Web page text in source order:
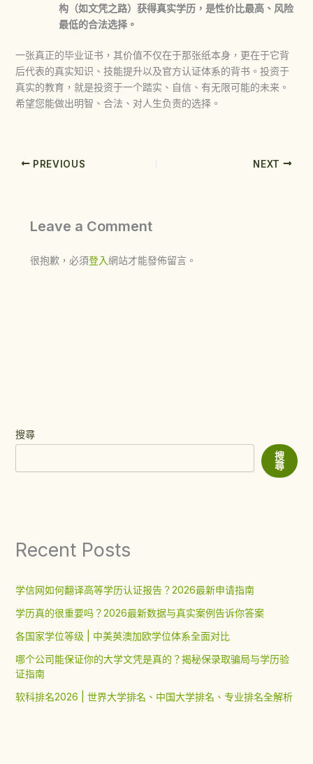
构（如文凭之路）获得真实学历，是性价比最高、风险
最低的合法选择。
一张真正的毕业证书，其价值不仅在于那张纸本身，更在于它背
后代表的真实知识、技能提升以及官方认证体系的背书。投资于
真实的教育，就是投资于一个踏实、自信、有无限可能的未来。
希望您能做出明智、合法、对人生负责的选择。
PREVIOUS NEXT
Leave a Comment
很抱歉，必須登入網站才能發佈留言。
搜尋
搜
尋
Recent Posts
学信网如何翻译高等学历认证报告？2026最新申请指南
学历真的很重要吗？2026最新数据与真实案例告诉你答案
各国家学位等级 | 中美英澳加欧学位体系全面对比
哪个公司能保证你的大学文凭是真的？揭秘保录取骗局与学历验
证指南
软科排名2026 | 世界大学排名、中国大学排名、专业排名全解析